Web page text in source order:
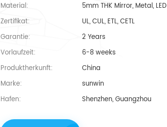
Material:
5mm THK Mirror, Metal, LED
Zertifikat:
UL, CUL, ETL, CETL
Garantie:
2 Years
Vorlaufzeit:
6-8 weeks
Produktherkunft:
China
Marke:
sunwin
Hafen:
Shenzhen, Guangzhou